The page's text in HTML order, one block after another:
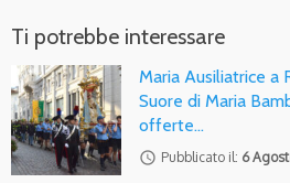
Ti potrebbe interessare
Maria Ausiliatrice a
Suore di Maria
offerte…
access_time Pubblicato il: 6